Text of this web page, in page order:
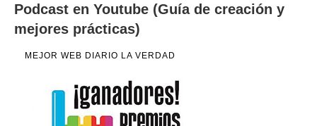
Podcast en Youtube (Guía de creación y
mejores prácticas)
MEJOR WEB DIARIO LA VERDAD